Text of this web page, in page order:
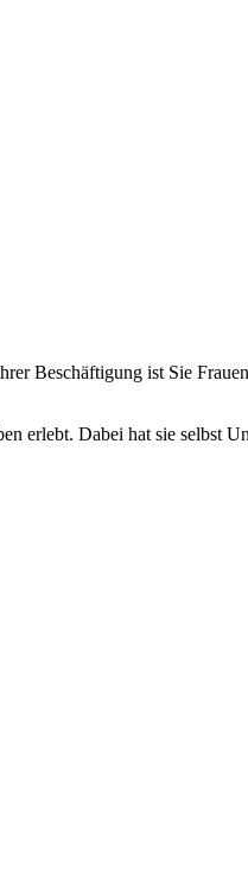
Beschäftigung ist Sie
erlebt. Dabei hat sie selbst